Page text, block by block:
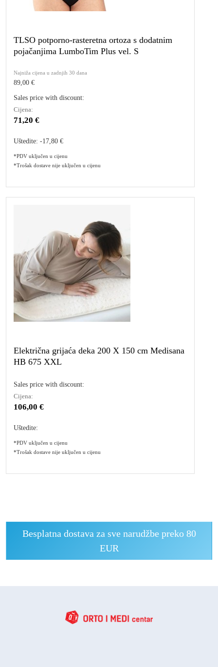
TLSO potporno-rasteretna ortoza s dodatnim
pojačanjima LumboTim Plus vel. S
Najniža cijena u zadnjih 30 dana
89,00 €
Sales price with discount:
Cijena:
71,20 €
Uštedite: -17,80 €
*PDV uključen u cijenu
*Trošak dostave nije uključen u cijenu
Električna grijaća deka 200 X 150 cm Medisana
HB 675 XXL
Sales price with discount:
Cijena:
106,00 €
Uštedite:
*PDV uključen u cijenu
*Trošak dostave nije uključen u cijenu
Besplatna dostava za sve narudžbe preko 80
EUR